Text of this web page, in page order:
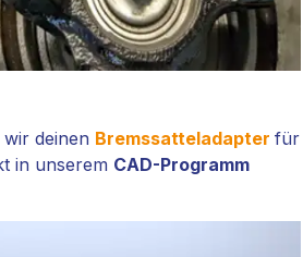
deinen Bremssatteladapter für
in unserem CAD-Programm